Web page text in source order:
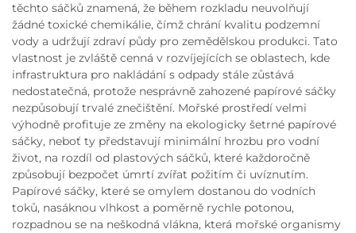
těchto sáčků znamená, že během rozkladu neuvolňují
žádné toxické chemikálie, čímž chrání kvalitu podzemní
vody a udržují zdraví půdy pro zemědělskou produkci. Tato
vlastnost je zvláště cenná v rozvíjejících se oblastech, kde
infrastruktura pro nakládání s odpady stále zůstává
nedostatečná, protože nesprávně zahozené papírové sáčky
nezpůsobují trvalé znečištění. Mořské prostředí velmi
výhodně profituje ze změny na ekologicky šetrné papírové
sáčky, neboť ty představují minimální hrozbu pro vodní
život, na rozdíl od plastových sáčků, které každoročně
způsobují bezpočet úmrtí zvířat požitím či uvíznutím.
Papírové sáčky, které se omylem dostanou do vodních
toků, nasáknou vlhkost a poměrně rychle potonou,
rozpadnou se na neškodná vlákna, která mořské organismy